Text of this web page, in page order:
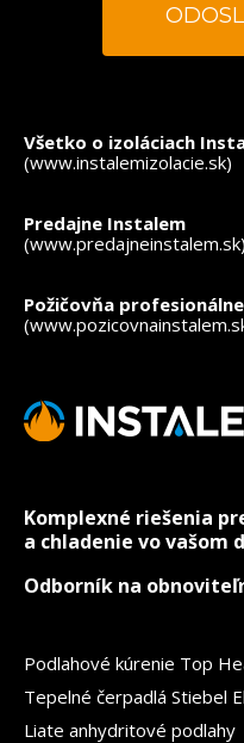
Komplexné riešenia
a chladenie vo vašom
Odborník na
Podlahové kúrenie Top
Tepelné čerpadlá Stiebel
Liate anhydritové podlahy
Všetko o izoláciach
(www.instalemizolacie.sk)
Predajne Instalem
(www.predajneinstalem.sk)
Požičovňa